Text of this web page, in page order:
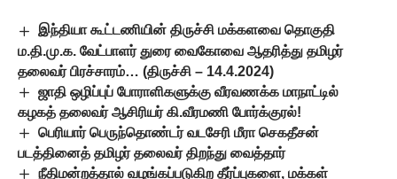
இந்தியா கூட்டணியின் திருச்சி மக்களவை தொகுதி
ம.தி.மு.க. வேட்பாளர் துரை வைகோவை ஆதரித்து தமிழர்
தலைவர் பிரச்சாரம்… (திருச்சி – 14.4.2024)
ஜாதி ஒழிப்புப் போராளிகளுக்கு வீரவணக்க மாநாட்டில்
கழகத் தலைவர் ஆசிரியர் கி.வீரமணி போர்க்குரல்!
பெரியார் பெருந்தொண்டர் வடசேரி மீரா செகதீசன்
படத்தினைத் தமிழர் தலைவர் திறந்து வைத்தார்
நீதிமன்றத்தால் வழங்கப்படுகிற தீர்ப்புகளை, மக்கள்